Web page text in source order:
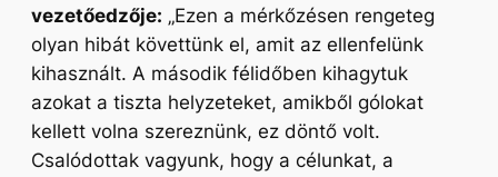
vezetőedzője: „Ezen a mérkőzésen rengeteg
olyan hibát követtünk el, amit az ellenfelünk
kihasznált. A második félidőben kihagytuk
azokat a tiszta helyzeteket, amikből gólokat
kellett volna szereznünk, ez döntő volt.
Csalódottak vagyunk, hogy a célunkat, a